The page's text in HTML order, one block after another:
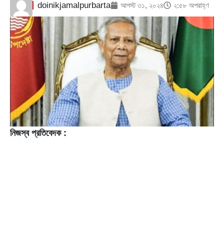
doinikjamalpurbarta আগস্ট ৩১, ২০২৪ ২:৫৮ অপরাহ্ণ
নিজস্ব প্রতিবেদক :